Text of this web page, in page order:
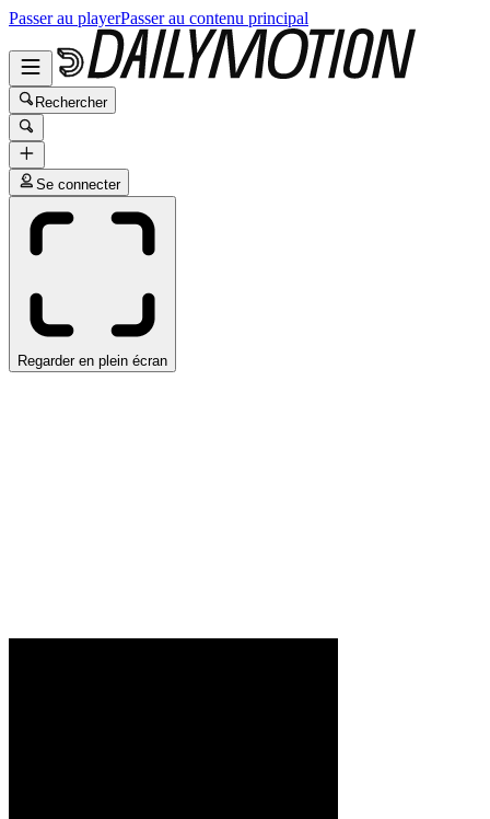
Passer au playerPasser au contenu principal
Rechercher
Se connecter
Regarder en plein écran